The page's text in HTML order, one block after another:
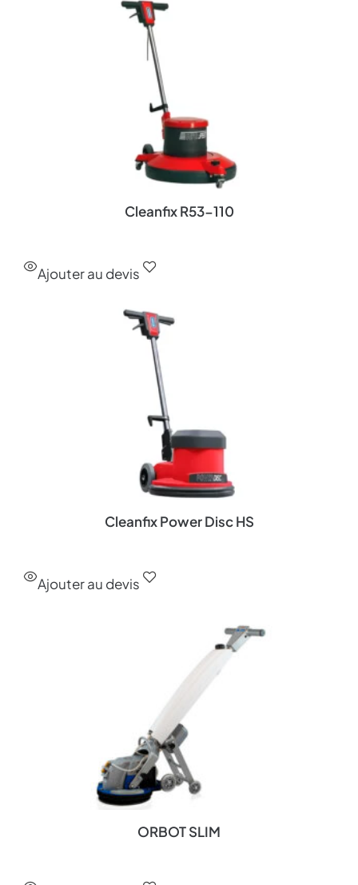
Cleanfix R53-110
Ajouter au devis
Cleanfix Power Disc HS
Ajouter au devis
ORBOT SLIM